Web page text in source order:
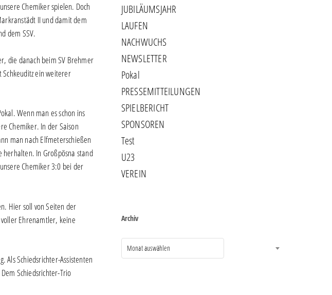
Chemiker spielen. Doch
II und damit dem
dem SSV.
die danach beim SV Brehmer
Schkeuditz ein weiterer
Wenn man es schon ins
Chemiker. In der Saison
man nach Elfmeterschießen
herhalten. In Großpösna stand
Chemiker 3:0 bei der
Hier soll von Seiten der
Ehrenamtler, keine
Als Schiedsrichter-Assistenten
Schiedsrichter-Trio
JUBILÄUMSJAHR
LAUFEN
NACHWUCHS
NEWSLETTER
Pokal
PRESSEMITTEILUNGEN
SPIELBERICHT
SPONSOREN
Test
U23
VEREIN
Archiv
Monat auswählen